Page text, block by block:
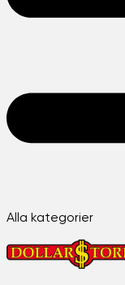
Alla kategorier